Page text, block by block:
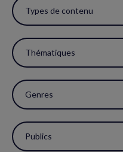
ces
filtres
pour
réactualiser
la
page.
Types de contenu
Thématiques
Genres
Publics